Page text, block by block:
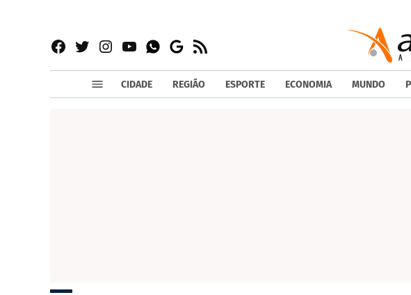
Facebook
TwitterInstagram
YouTubeWhatsapp
Google
News
RSS
CIDADE REGIÃO ESPORTE ECONOMIA MUNDO